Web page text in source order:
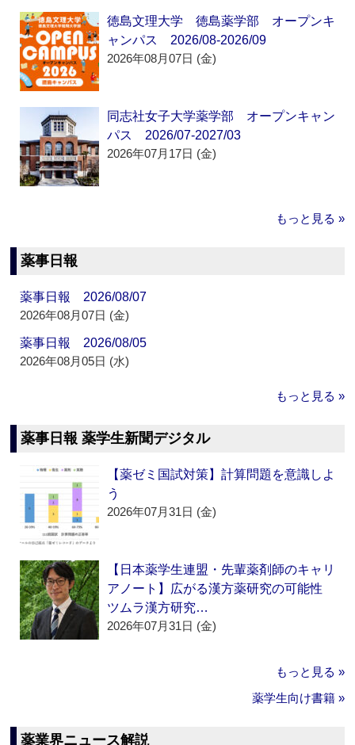
徳島文理大学 徳島薬学部 オープンキ
ャンパス 2026/08-2026/09
2026年08月07日 (金)
同志社女子大学薬学部 オープンキャン
パス 2026/07-2027/03
2026年07月17日 (金)
もっと見る »
薬事日報
薬事日報 2026/08/07
2026年08月07日 (金)
薬事日報 2026/08/05
2026年08月05日 (水)
もっと見る »
薬事日報 薬学生新聞デジタル
【薬ゼミ国試対策】計算問題を意識しよ
う
2026年07月31日 (金)
【日本薬学生連盟・先輩薬剤師のキャリ
アノート】広がる漢方薬研究の可能性
ツムラ漢方研究…
2026年07月31日 (金)
もっと見る »
薬学生向け書籍 »
薬業界ニュース解説